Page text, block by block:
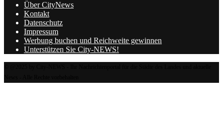
Über CityNews
Kontakt
Datenschutz
Impressum
Werbung buchen und Reichweite gewinnen
Unterstützen Sie City-NEWS!